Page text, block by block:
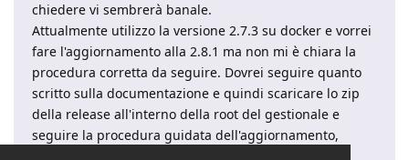
chiedere vi sembrerà banale.
Attualmente utilizzo la versione 2.7.3 su docker e vorrei
fare l'aggiornamento alla 2.8.1 ma non mi è chiara la
procedura corretta da seguire. Dovrei seguire quanto
scritto sulla documentazione e quindi scaricare lo zip
della release all'interno della root del gestionale e
seguire la procedura guidata dell'aggiornamento,